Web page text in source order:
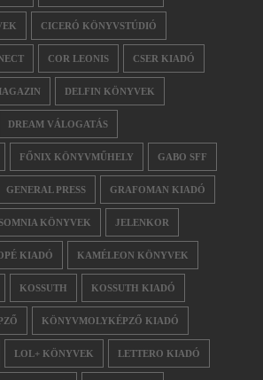
CICERÓ KÖNYVSTÚDIÓ
COR LEONIS CSER KIADÓ
DELFIN KÖNYVEK
DREAM VÁLOGATÁS
FŐNIX KÖNYVMŰHELY GABO SFF
GENERAL PRESS GRAFOMAN KIADÓ
KÖNYVEK JELENKOR
KIADÓ KAMÉLEON KÖNYVEK
KOSSUTH KOSSUTH KIADÓ
KÖNYVMOLYKÉPZŐ KIADÓ
LOL+ KÖNYVEK LETTERO KIADÓ